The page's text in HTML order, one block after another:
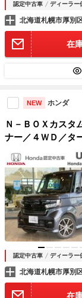
認定中古車 ディーラー
北海道札幌市厚別
在
NEW ホンダ
Ｎ－ＢＯＸカス
ナー／４ＷＤ／タ
メンテナンス・鑑
／ホンダセンシン
／ハーフレザーシ
認定中古車 ディーラー
北海道札幌市厚別
在